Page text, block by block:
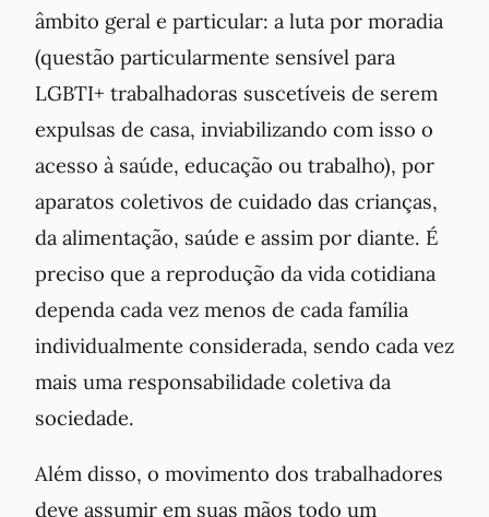
âmbito geral e particular: a luta por moradia
(questão particularmente sensível para
LGBTI+ trabalhadoras suscetíveis de serem
expulsas de casa, inviabilizando com isso o
acesso à saúde, educação ou trabalho), por
aparatos coletivos de cuidado das crianças,
da alimentação, saúde e assim por diante. É
preciso que a reprodução da vida cotidiana
dependa cada vez menos de cada família
individualmente considerada, sendo cada vez
mais uma responsabilidade coletiva da
sociedade.
Além disso, o movimento dos trabalhadores
deve assumir em suas mãos todo um